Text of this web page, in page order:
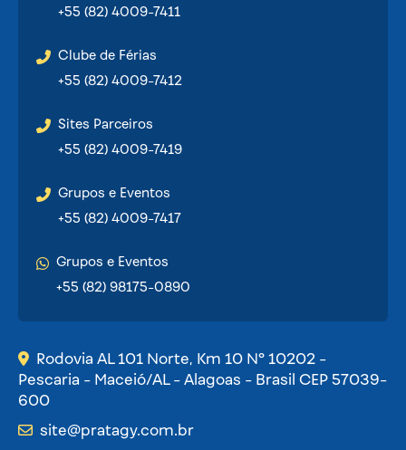
+55 (82) 4009-7411
Clube de Férias
+55 (82) 4009-7412
Sites Parceiros
+55 (82) 4009-7419
Grupos e Eventos
+55 (82) 4009-7417
Grupos e Eventos
+55 (82) 98175-0890
Rodovia AL 101 Norte, Km 10 Nº 10202 -
Pescaria - Maceió/AL - Alagoas - Brasil CEP 57039-
600
site@pratagy.com.br